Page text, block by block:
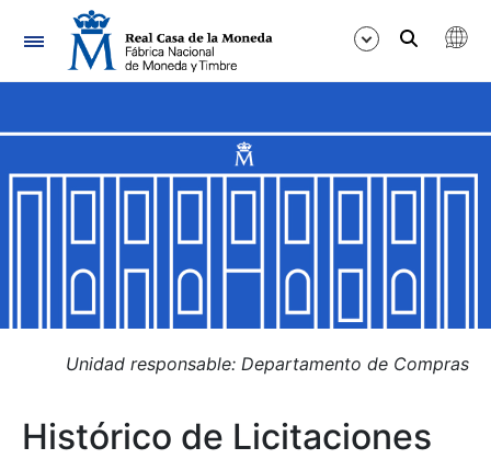
Navegación
Mostrar/Ocultar
Mostrar/Ocultar
Mostrar/Ocultar
Mostrar/Ocultar
Unidad responsable: Departamento de Compras
Histórico de Licitaciones